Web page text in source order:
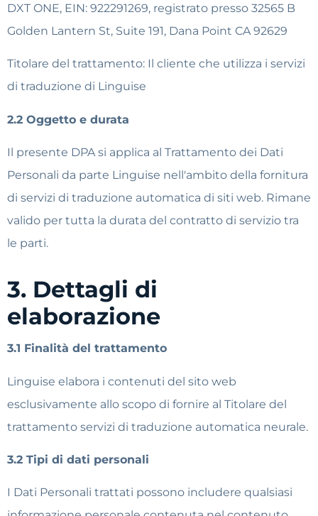
DXT ONE, EIN: 922291269, registrato presso 32565 B
Golden Lantern St, Suite 191, Dana Point CA 92629
Titolare del trattamento: Il cliente che utilizza i servizi
di traduzione di Linguise
2.2 Oggetto e durata
Il presente DPA si applica al Trattamento dei Dati
Personali da parte Linguise nell'ambito della fornitura
di servizi di traduzione automatica di siti web. Rimane
valido per tutta la durata del contratto di servizio tra
le parti.
3. Dettagli di
elaborazione
3.1 Finalità del trattamento
Linguise elabora i contenuti del sito web
esclusivamente allo scopo di fornire al Titolare del
trattamento servizi di traduzione automatica neurale.
3.2 Tipi di dati personali
I Dati Personali trattati possono includere qualsiasi